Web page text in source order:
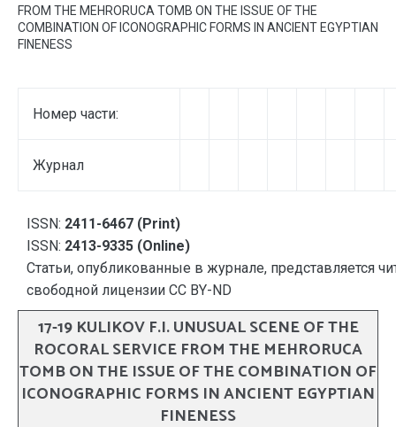
FROM THE MEHRORUCA TOMB ON THE ISSUE OF THE
COMBINATION OF ICONOGRAPHIC FORMS IN ANCIENT EGYPTIAN
FINENESS
Номер части:
Журнал
ISSN: 2411-6467 (Print)
ISSN: 2413-9335 (Online)
Статьи, опубликованные в журнале, представляется
свободной лицензии CC BY-ND
17-19 KULIKOV F.I. UNUSUAL SCENE OF THE
ROCORAL SERVICE FROM THE MEHRORUCA
TOMB ON THE ISSUE OF THE COMBINATION OF
ICONOGRAPHIC FORMS IN ANCIENT EGYPTIAN
FINENESS